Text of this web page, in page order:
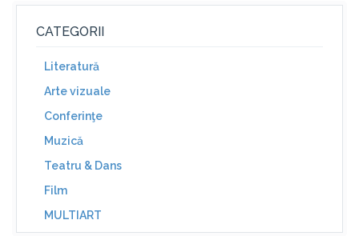
CATEGORII
Literatură
Arte vizuale
Conferinţe
Muzică
Teatru & Dans
Film
MULTIART